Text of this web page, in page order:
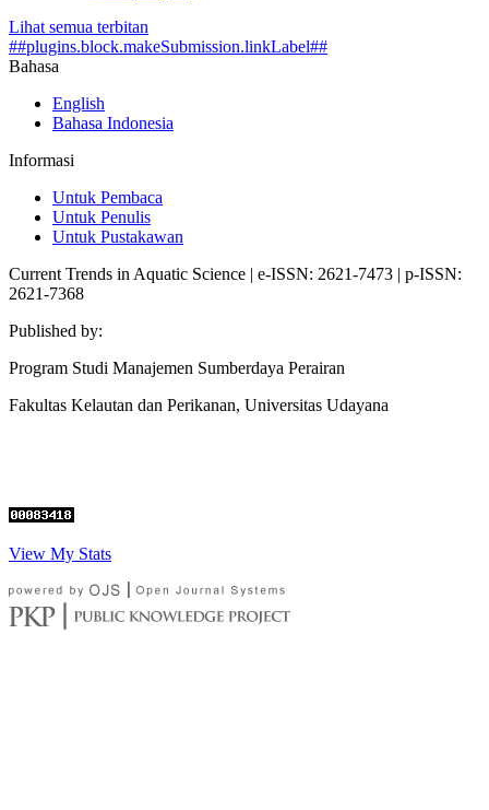
Lihat semua terbitan
##plugins.block.makeSubmission.linkLabel##
Bahasa
English
Bahasa Indonesia
Informasi
Untuk Pembaca
Untuk Penulis
Untuk Pustakawan
Current Trends in Aquatic Science | e-ISSN: 2621-7473 | p-ISSN:
2621-7368
Published by:
Program Studi Manajemen Sumberdaya Perairan
Fakultas Kelautan dan Perikanan, Universitas Udayana
View My Stats